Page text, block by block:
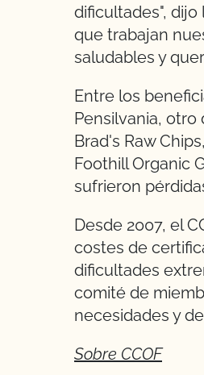
dificultades", dijo
que trabajan
saludables y
Entre los
Pensilvania, otro
Brad's Raw
Foothill Organic
sufrieron
Desde 2007, el
costes de
dificultades
comité de
necesidades y
Sobre CCOF